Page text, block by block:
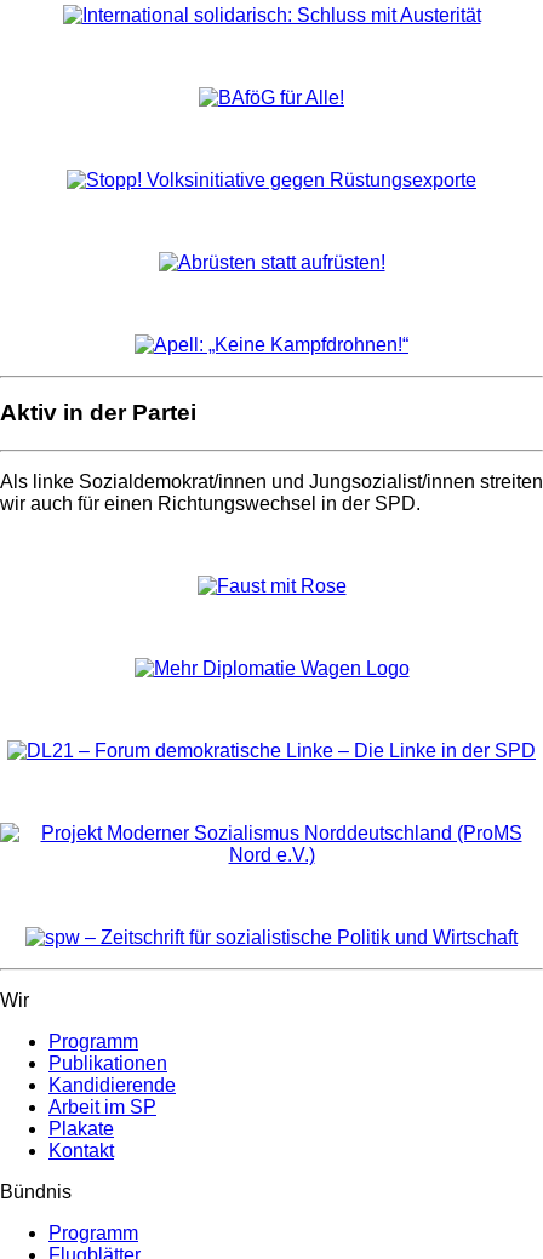
Aktiv in der Partei
Als linke Sozialdemokrat/innen und Jungsozialist/innen streiten
wir auch für einen Richtungswechsel in der SPD.
Wir
Programm
Publikationen
Kandidierende
Arbeit im SP
Plakate
Kontakt
Bündnis
Programm
Flugblätter